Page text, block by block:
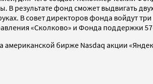
В результате фонд сможет выдвигать
В совет директоров фонда войдут
«Сколково» и Фонда поддержки
американской бирже Nasdaq акции